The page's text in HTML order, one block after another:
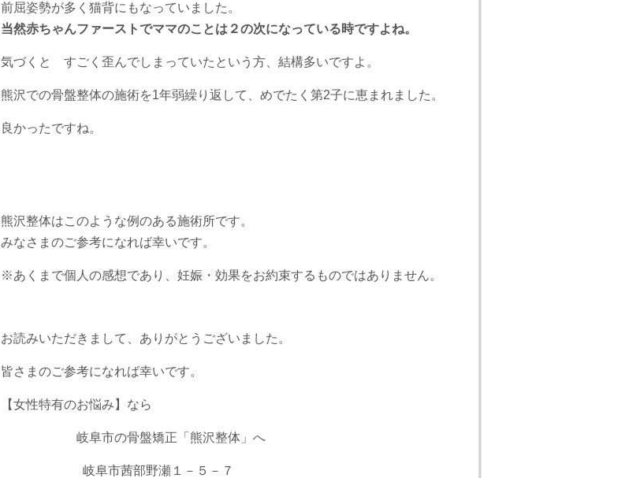
前屈姿勢が多く猫背にもなっていました。
当然赤ちゃんファーストでママのことは２の次になっている時ですよね。
気づくと すごく歪んでしまっていたという方、結構多いですよ。
熊沢での骨盤整体の施術を1年弱繰り返して、めでたく第2子に恵まれました。
良かったですね。
熊沢整体はこのような例のある施術所です。
みなさまのご参考になれば幸いです。
※あくまで個人の感想であり、妊娠・効果をお約束するものではありません。
お読みいただきまして、ありがとうございました。
皆さまのご参考になれば幸いです。
【女性特有のお悩み】なら
岐阜市の骨盤矯正「熊沢整体」へ
岐阜市茜部野瀬１－５－７